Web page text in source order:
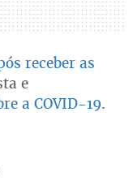
receber as
e
a COVID-19.